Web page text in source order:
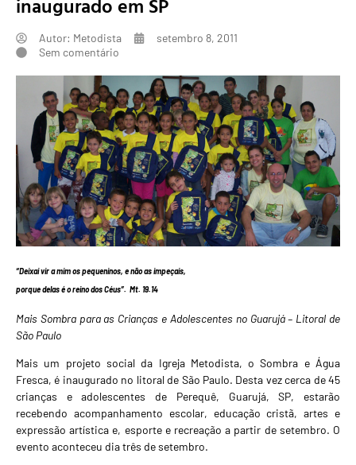
Autor: Metodista
setembro 8, 2011
Sem comentário
“Deixai vir a mim os pequeninos, e não as impeçais,
porque delas é o reino dos Céus”. Mt. 19.14
Mais Sombra para as Crianças e Adolescentes no Guarujá – Litoral de
São Paulo
Mais um projeto social da Igreja Metodista, o Sombra e Água
Fresca, é inaugurado no litoral de São Paulo. Desta vez cerca de 45
crianças e adolescentes de Perequê, Guarujá, SP, estarão
recebendo acompanhamento escolar, educação cristã, artes e
expressão artística e, esporte e recreação a partir de setembro. O
evento aconteceu dia três de setembro.